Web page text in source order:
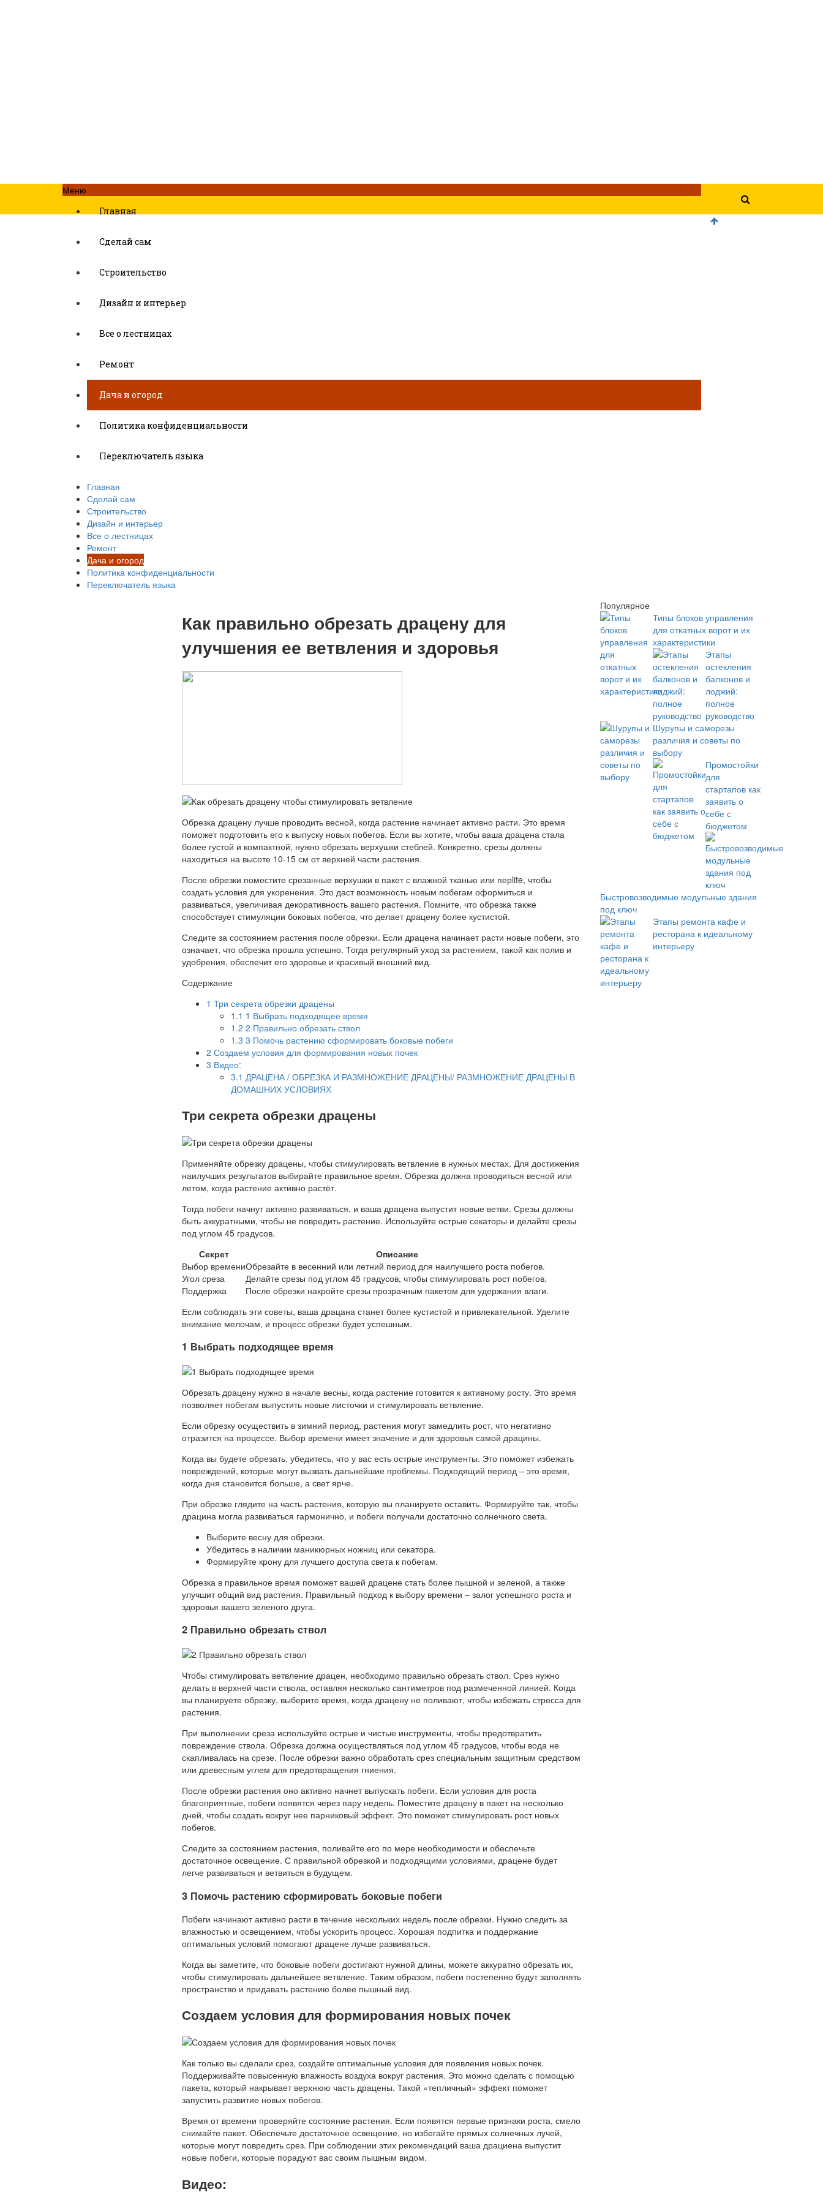
Меню
Главная
Сделай сам
Строительство
Дизайн и интерьер
Все о лестницах
Ремонт
Дача и огород
Политика конфиденциальности
Переключатель языка
Главная
Сделай сам
Строительство
Дизайн и интерьер
Все о лестницах
Ремонт
Дача и огород
Политика конфиденциальности
Переключатель языка
Как правильно обрезать драцену для
улучшения ее ветвления и здоровья
Обрезка драцену лучше проводить весной, когда растение начинает активно расти. Это время
поможет подготовить его к выпуску новых побегов. Если вы хотите, чтобы ваша драцена стала
более густой и компактной, нужно обрезать верхушки стеблей. Конкретно, срезы должны
находиться на высоте 10-15 см от верхней части растения.
После обрезки поместите срезанные верхушки в пакет с влажной тканью или перlite, чтобы
создать условия для укоренения. Это даст возможность новым побегам оформиться и
развиваться, увеличивая декоративность вашего растения. Помните, что обрезка также
способствует стимуляции боковых побегов, что делает драцену более кустистой.
Следите за состоянием растения после обрезки. Если драцена начинает расти новые побеги, это
означает, что обрезка прошла успешно. Тогда регулярный уход за растением, такой как полив и
удобрения, обеспечит его здоровье и красивый внешний вид.
Содержание
1 Три секрета обрезки драцены
1.1 1 Выбрать подходящее время
1.2 2 Правильно обрезать ствол
1.3 3 Помочь растению сформировать боковые побеги
2 Создаем условия для формирования новых почек
3 Видео:
3.1 ДРАЦЕНА / ОБРЕЗКА И РАЗМНОЖЕНИЕ ДРАЦЕНЫ/ РАЗМНОЖЕНИЕ ДРАЦЕНЫ В
ДОМАШНИХ УСЛОВИЯХ
Три секрета обрезки драцены
Применяйте обрезку драцены, чтобы стимулировать ветвление в нужных местах. Для достижения
наилучших результатов выбирайте правильное время. Обрезка должна проводиться весной или
летом, когда растение активно растёт.
Тогда побеги начнут активно развиваться, и ваша драцена выпустит новые ветви. Срезы должны
быть аккуратными, чтобы не повредить растение. Используйте острые секаторы и делайте срезы
под углом 45 градусов.
Секрет
Описание
Выбор времениОбрезайте в весенний или летний период для наилучшего роста побегов.
Угол среза
Делайте срезы под углом 45 градусов, чтобы стимулировать рост побегов.
Поддержка
После обрезки накройте срезы прозрачным пакетом для удержания влаги.
Если соблюдать эти советы, ваша драцана станет более кустистой и привлекательной. Уделите
внимание мелочам, и процесс обрезки будет успешным.
1 Выбрать подходящее время
Обрезать драцену нужно в начале весны, когда растение готовится к активному росту. Это время
позволяет побегам выпустить новые листочки и стимулировать ветвление.
Если обрезку осуществить в зимний период, растения могут замедлить рост, что негативно
отразится на процессе. Выбор времени имеет значение и для здоровья самой драцины.
Когда вы будете обрезать, убедитесь, что у вас есть острые инструменты. Это поможет избежать
повреждений, которые могут вызвать дальнейшие проблемы. Подходящий период – это время,
когда дня становится больше, а свет ярче.
При обрезке глядите на часть растения, которую вы планируете оставить. Формируйте так, чтобы
драцина могла развиваться гармонично, и побеги получали достаточно солнечного света.
Выберите весну для обрезки.
Убедитесь в наличии маникюрных ножниц или секатора.
Формируйте крону для лучшего доступа света к побегам.
Обрезка в правильное время поможет вашей драцене стать более пышной и зеленой, а также
улучшит общий вид растения. Правильный подход к выбору времени – залог успешного роста и
здоровья вашего зеленого друга.
2 Правильно обрезать ствол
Чтобы стимулировать ветвление драцен, необходимо правильно обрезать ствол. Срез нужно
делать в верхней части ствола, оставляя несколько сантиметров под размеченной линией. Когда
вы планируете обрезку, выберите время, когда драцену не поливают, чтобы избежать стресса для
растения.
При выполнении среза используйте острые и чистые инструменты, чтобы предотвратить
повреждение ствола. Обрезка должна осуществляться под углом 45 градусов, чтобы вода не
скапливалась на срезе. После обрезки важно обработать срез специальным защитным средством
или древесным углем для предотвращения гниения.
После обрезки растения оно активно начнет выпускать побеги. Если условия для роста
благоприятные, побеги появятся через пару недель. Поместите драцену в пакет на несколько
дней, чтобы создать вокруг нее парниковый эффект. Это поможет стимулировать рост новых
побегов.
Следите за состоянием растения, поливайте его по мере необходимости и обеспечьте
достаточное освещение. С правильной обрезкой и подходящими условиями, драцене будет
легче развиваться и ветвиться в будущем.
3 Помочь растению сформировать боковые побеги
Побеги начинают активно расти в течение нескольких недель после обрезки. Нужно следить за
влажностью и освещением, чтобы ускорить процесс. Хорошая подпитка и поддержание
оптимальных условий помогают драцене лучше развиваться.
Когда вы заметите, что боковые побеги достигают нужной длины, можете аккуратно обрезать их,
чтобы стимулировать дальнейшее ветвление. Таким образом, побеги постепенно будут заполнять
пространство и придавать растению более пышный вид.
Создаем условия для формирования новых почек
Как только вы сделали срез, создайте оптимальные условия для появления новых почек.
Поддерживайте повысенную влажность воздуха вокруг растения. Это можно сделать с помощью
пакета, который накрывает верхнюю часть драцены. Такой «тепличный» эффект поможет
запустить развитие новых побегов.
Время от времени проверяйте состояние растения. Если появятся первые признаки роста, смело
снимайте пакет. Обеспечьте достаточное освещение, но избегайте прямых солнечных лучей,
которые могут повредить срез. При соблюдении этих рекомендаций ваша драциена выпустит
новые побеги, которые порадуют вас своим пышным видом.
Видео:
Популярное
Типы блоков управления
для откатных ворот и их
характеристики
Этапы
остекления
балконов и
лоджий:
полное
руководство
Шурупы и саморезы
различия и советы по
выбору
Промостойки
для
стартапов как
заявить о
себе с
бюджетом
Быстровозводимые модульные здания
под ключ
Этапы ремонта кафе и
ресторана к идеальному
интерьеру